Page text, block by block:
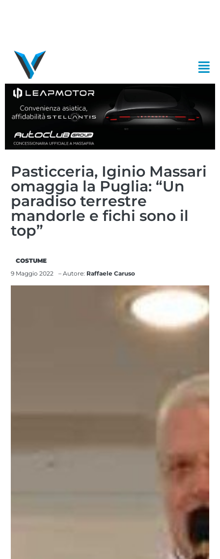
Pasticceria, Iginio Massari
omaggia la Puglia: “Un
paradiso terrestre
mandorle e fichi sono il
top”
COSTUME
9 Maggio 2022
– Autore: Raffaele Caruso